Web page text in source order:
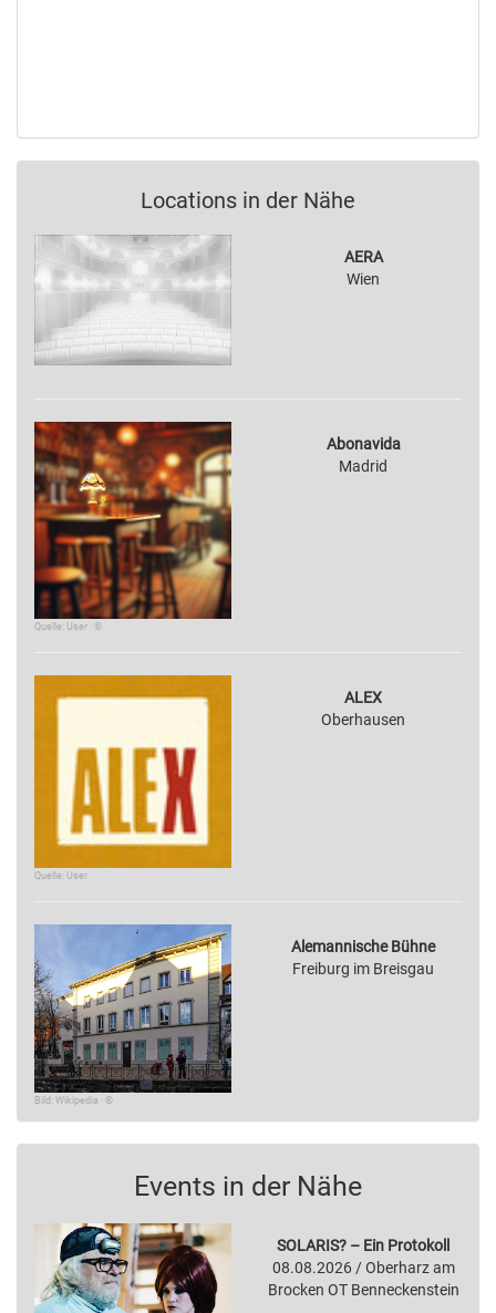
Locations in der Nähe
AERA
Wien
Quelle: User · ©
Abonavida
Madrid
Quelle: User
ALEX
Oberhausen
Bild: Wikipedia · ©
Alemannische Bühne
Freiburg im Breisgau
Events in der Nähe
SOLARIS? – Ein Protokoll
08.08.2026 / Oberharz am
Brocken OT Benneckenstein